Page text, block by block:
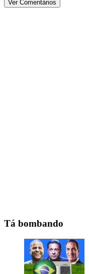
Ver Comentários
Tá bombando